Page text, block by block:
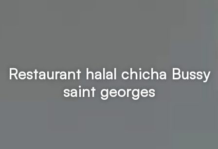
Restaurant halal chicha Bussy
saint georges